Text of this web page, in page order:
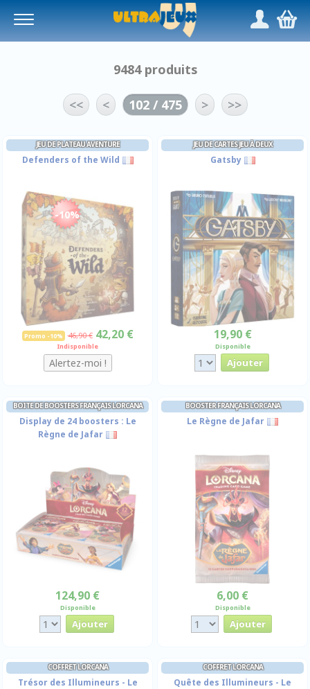
/,
9484 produits
<< < 102 / 475 > >>
JEU DE PLATEAU AVENTURE
Defenders of the Wild
-10%
Promo -10% 46,90 € 42,20 €
Indisponible
JEU DE CARTES JEU À DEUX
Gatsby
19,90 €
Disponible
BOITE DE BOOSTERS FRANÇAIS LORCANA
Display de 24 boosters : Le
Règne de Jafar
124,90 €
Disponible
BOOSTER FRANÇAIS LORCANA
Le Règne de Jafar
6,00 €
Disponible
COFFRET LORCANA
Trésor des Illumineurs - Le
COFFRET LORCANA
Quête des Illumineurs - Le